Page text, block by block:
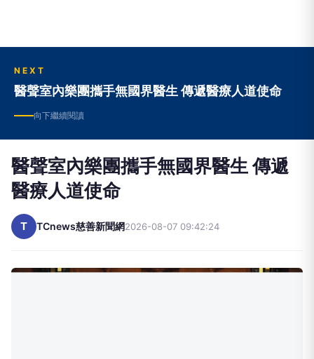
NEXT
醫聲室內樂團攜手無國界醫生 傳遞醫療人道使命
向下繼續閱讀
醫聲室內樂團攜手無國界醫生 傳遞
醫療人道使命
T TCnews慈善新聞網2026-08-07 09:42:24